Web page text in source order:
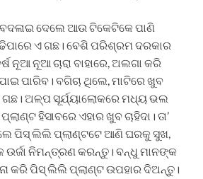
ଦେଲେ ଆଉ ଟିକେଟିକେ ପାଣି
ଏ ଗଛ। ବେଶି ପରିଶ୍ରମ ଦରକାର
ନୂଆ ନୂଆ ଚାରା ବାହାରେ, ଅଲଗା କରି
ପାରିବ। ବଗିଚା ଥିଲେ, ମାଟିରେ ଖୁବ
ଗଛ। ଅଳ୍ପ ସୂର୍ଯ୍ୟାଲୋକରେ ମଧ୍ୟ ଭଲ
ହିସାବରେ ଏହାର ଖୁବ ଚାହିଦା। ତା’
ପିସ୍ ଲିଲି ପ୍ଲାଣ୍ଟଟେ ଆଣି ଘରକୁ ସୁଖ,
ଉର୍ଜା ନିମନ୍ତ୍ରଣ କରନ୍ତୁ। ବନ୍ଧୁ ମାନଙ୍କ
କରି ପିସ୍ ଲିଲି ପ୍ଲାଣ୍ଟ ଉପହାର ଦିଅନ୍ତୁ।